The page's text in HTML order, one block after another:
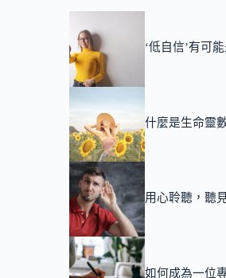
‘低自信’有可
什麼是生命靈
用心聆聽，聽
如何成為一位